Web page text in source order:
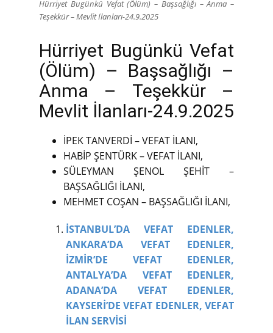
Hürriyet Bugünkü Vefat (Ölüm) – Başsağlığı – Anma –
Teşekkür – Mevlit İlanları-24.9.2025
Hürriyet Bugünkü Vefat
(Ölüm) – Başsağlığı –
Anma – Teşekkür –
Mevlit İlanları-24.9.2025
İPEK TANVERDİ – VEFAT İLANI,
HABİP ŞENTÜRK – VEFAT İLANI,
SÜLEYMAN ŞENOL ŞEHİT –
BAŞSAĞLIĞI İLANI,
MEHMET COŞAN – BAŞSAĞLIĞI İLANI,
İSTANBUL’DA VEFAT EDENLER,
ANKARA’DA VEFAT EDENLER,
İZMİR’DE VEFAT EDENLER,
ANTALYA’DA VEFAT EDENLER,
ADANA’DA VEFAT EDENLER,
KAYSERİ’DE VEFAT EDENLER, VEFAT
İLAN SERVİSİ